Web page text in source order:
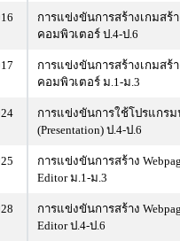
การแข่งขันการสร้างเกมสร้
คอมพิวเตอร์ ป.4-ป.6
การแข่งขันการสร้างเกมสร้
คอมพิวเตอร์ ม.1-ม.3
การแข่งขันการใช้โปรแกรม
(Presentation) ป.4-ป.6
การแข่งขันการสร้าง
Editor ม.1-ม.3
การแข่งขันการสร้าง
Editor ป.4-ป.6